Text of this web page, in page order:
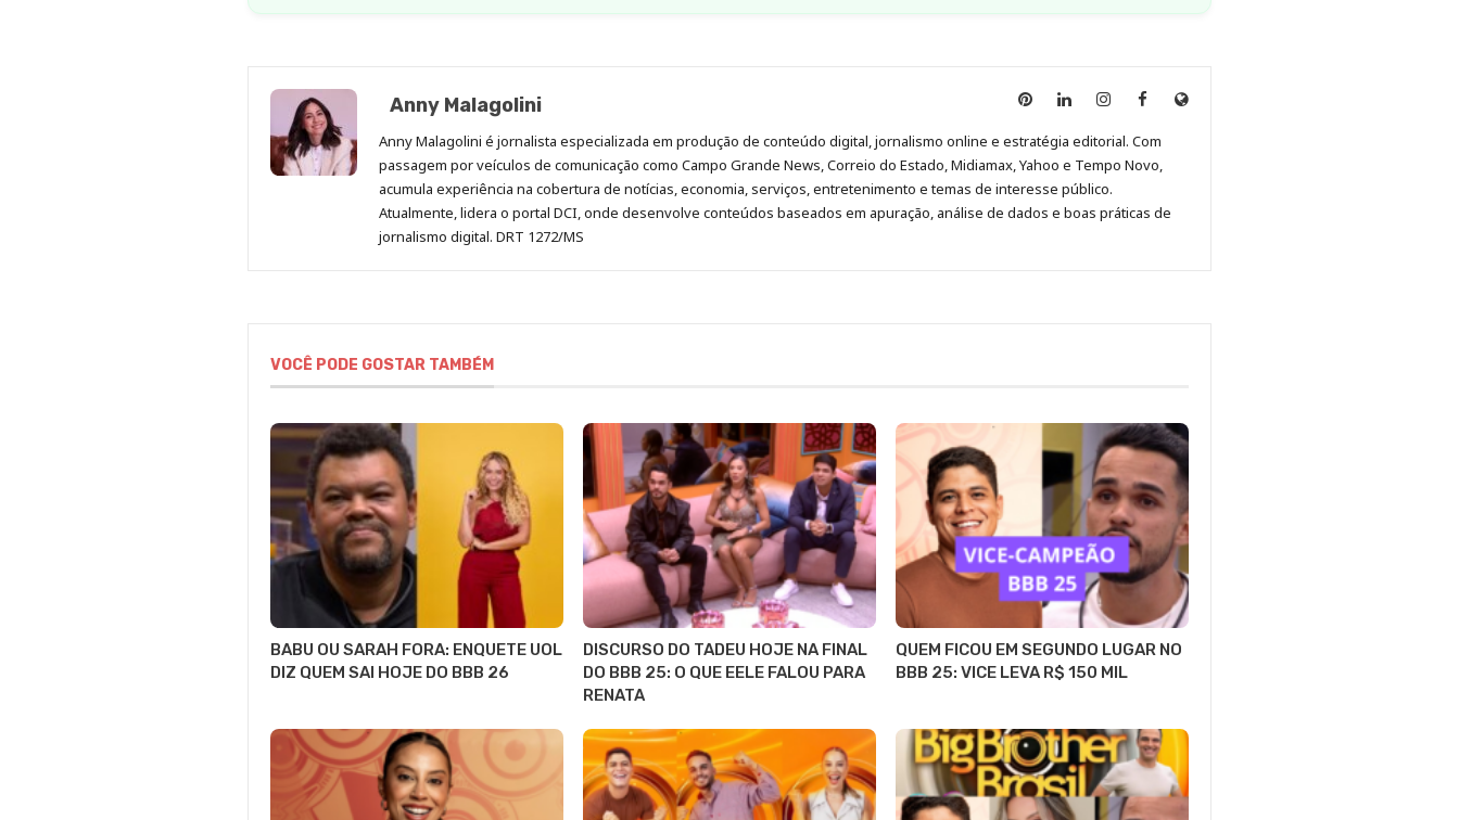
Anny Malagolini
Anny
no
Pinterest
Anny
no
LinkedIn
Anny
no
Instagram
Anny
no
Facebook
Site
Anny Malagolini é jornalista especializada em produção de conteúdo digital, jornalismo online e estratégia editorial. Com
passagem por veículos de comunicação como Campo Grande News, Correio do Estado, Midiamax, Yahoo e Tempo Novo,
acumula experiência na cobertura de notícias, economia, serviços, entretenimento e temas de interesse público.
Atualmente, lidera o portal DCI, onde desenvolve conteúdos baseados em apuração, análise de dados e boas práticas de
jornalismo digital. DRT 1272/MS
VOCÊ PODE GOSTAR TAMBÉM
BABU OU SARAH FORA: ENQUETE UOL
DIZ QUEM SAI HOJE DO BBB 26
DISCURSO DO TADEU HOJE NA FINAL
DO BBB 25: O QUE EELE FALOU PARA
RENATA
QUEM FICOU EM SEGUNDO LUGAR NO
BBB 25: VICE LEVA R$ 150 MIL